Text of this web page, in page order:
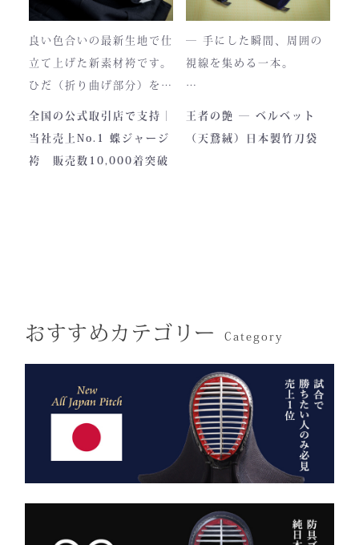
あなただけの一着へと育っ
ていきます。
藍が変化していく時間ご
と、お楽しみください。
込めて仕立てられた 日本
最高峰の逸品 です。
製作の地は、火の国・熊
ばれた、 純日本製の誇り
生地には、埼玉・武州の老
舗「小島染織」の藍布を使
深みある色合いと、驚くほ
どの軽やかさを兼ね備え、
手にした瞬間、ふわりと温
良い色合いの最新生地で仕
立て上げた新素材袴です。
ひだ（折り曲げ部分）を縫
い込んでありますので洗濯
しても崩れが少なく簡単に
折りたためます。
全国の公式取引店で支持｜
当社売上No.1 蝶ジャージ
袴 販売数10,000着突破
― 手にした瞬間、周囲の
視線を集める一本。
深く艶めくベルベットの光
沢。
った瞬間、
「何だ、あれは？」と視線
が集まる。
静かに、しかし確実に存在
感を放つ――それがベルベ
派手ではない。だが、圧倒
的にかっこいい。
王者の艶 ― ベルベット
（天鵞絨）日本製竹刀袋
おすすめカテゴリー Category